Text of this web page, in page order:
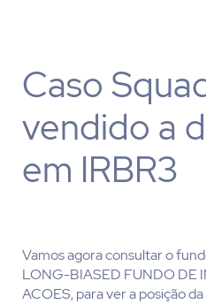
Caso
vendido a
em IRBR3
Vamos agora consultar o
LONG-BIASED FUNDO DE
ACOES, para ver a posição